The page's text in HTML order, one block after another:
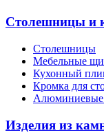
Столешницы и
Столешницы
Мебельные
Кухонный
Кромка для
Алюминиевые
Изделия из